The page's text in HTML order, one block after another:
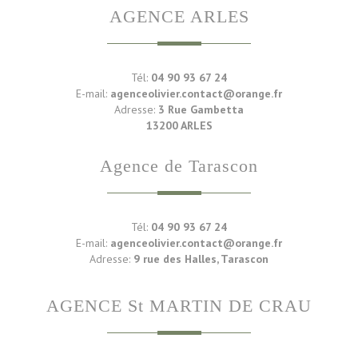
AGENCE ARLES
Tél: 04 90 93 67 24
E-mail: agenceolivier.contact@orange.fr
Adresse: 3 Rue Gambetta
13200 ARLES
Agence de Tarascon
Tél: 04 90 93 67 24
E-mail: agenceolivier.contact@orange.fr
Adresse: 9 rue des Halles, Tarascon
AGENCE St MARTIN DE CRAU